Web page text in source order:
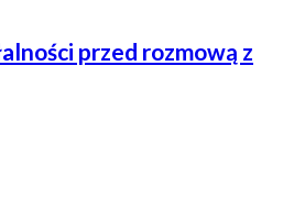
przed rozmową z